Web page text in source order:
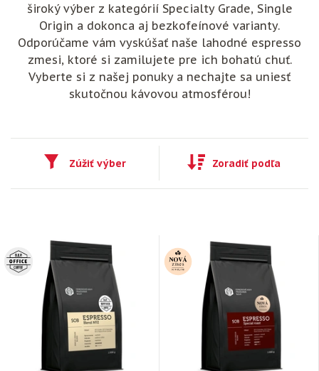
široký výber z kategórií Specialty Grade, Single
Origin a dokonca aj bezkofeínové varianty.
Odporúčame vám vyskúšať naše lahodné espresso
zmesi, ktoré si zamilujete pre ich bohatú chuť.
Vyberte si z našej ponuky a nechajte sa uniesť
skutočnou kávovou atmosférou!
Zúžiť výber Zoradiť podľa